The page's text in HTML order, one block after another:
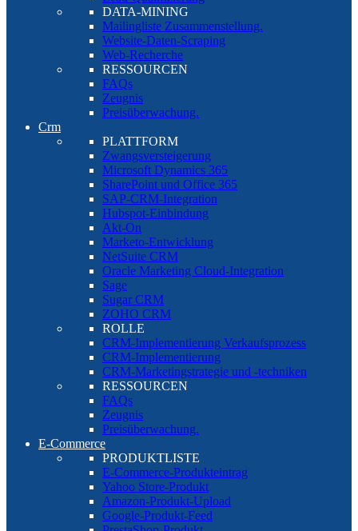
DATA-MINING
Mailingliste Zusammenstellung.
Website-Daten-Scraping
Web-Recherche
RESSOURCEN
FAQs
Zeugnis
Preisüberwachung.
Crm
PLATTFORM
Zwangsversteigerung
Microsoft Dynamics 365
SharePoint und Office 365
SAP-CRM-Integration
Hubspot-Einbindung
Akt-On
Marketo-Entwicklung
NetSuite CRM
Oracle Marketing Cloud-Integration
Sage
Sugar CRM
ZOHO CRM
ROLLE
CRM-Implementierung Verkaufsprozess
CRM-Implementierung
CRM-Marketingstrategie und -techniken
RESSOURCEN
FAQs
Zeugnis
Preisüberwachung.
E-Commerce
PRODUKTLISTE
E-Commerce-Produkteintrag
Yahoo Store-Produkt
Amazon-Produkt-Upload
Google-Produkt-Feed